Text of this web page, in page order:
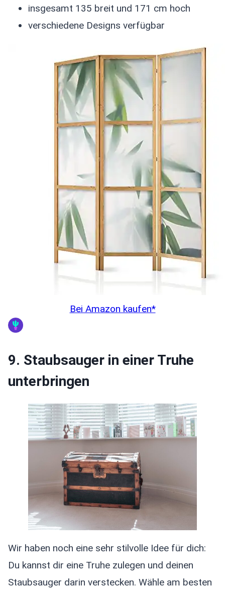
insgesamt 135 breit und 171 cm hoch
verschiedene Designs verfügbar
Bei Amazon kaufen*
9. Staubsauger in einer Truhe
unterbringen
Wir haben noch eine sehr stilvolle Idee für dich:
Du kannst dir eine Truhe zulegen und deinen
Staubsauger darin verstecken. Wähle am besten